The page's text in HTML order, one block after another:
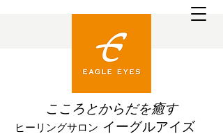
こころとからだを癒す
ヒーリングサロン イーグルアイズ